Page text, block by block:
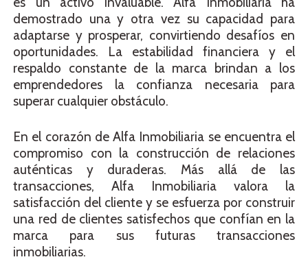
demostrado una y otra vez su capacidad para
adaptarse y prosperar, convirtiendo desafíos en
oportunidades. La estabilidad financiera y el
respaldo constante de la marca brindan a los
emprendedores la confianza necesaria para
superar cualquier obstáculo.
En el corazón de Alfa Inmobiliaria se encuentra el
compromiso con la construcción de relaciones
auténticas y duraderas. Más allá de las
transacciones, Alfa Inmobiliaria valora la
satisfacción del cliente y se esfuerza por construir
una red de clientes satisfechos que confían en la
marca para sus futuras transacciones
inmobiliarias.